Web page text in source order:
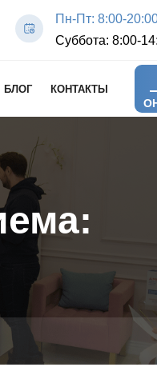
Пн-Пт: 8:00-
Суббота: 8:00-
БЛОГ КОНТАКТЫ